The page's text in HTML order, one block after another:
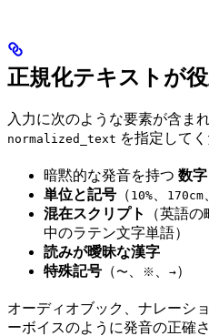
正規化テキストが
入力に次のような要素が含ま
normalized_text を指定してく
暗黙的な発音を持つ 数字
単位と記号 （ 10% 170cm
混在スクリプト
（英語
中のラテン文字単語）
読みが曖昧な漢字
特殊記号 （〜 ※ →）
オーディオブック、ナレーシ
ーボイスのように発音の正確